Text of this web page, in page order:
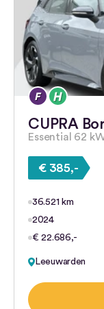
CUPRA
Essential 62
€ 385,-
36.521 km
2024
€ 22.686,-
Leeuwarden